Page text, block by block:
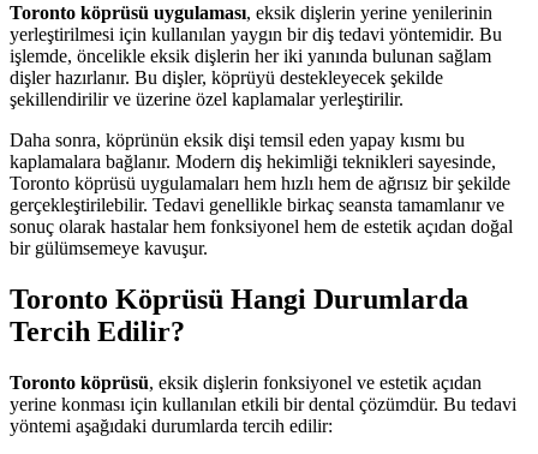
Toronto köprüsü uygulaması, eksik dişlerin yerine yenilerinin
yerleştirilmesi için kullanılan yaygın bir diş tedavi yöntemidir. Bu
işlemde, öncelikle eksik dişlerin her iki yanında bulunan sağlam
dişler hazırlanır. Bu dişler, köprüyü destekleyecek şekilde
şekillendirilir ve üzerine özel kaplamalar yerleştirilir.
Daha sonra, köprünün eksik dişi temsil eden yapay kısmı bu
kaplamalara bağlanır. Modern diş hekimliği teknikleri sayesinde,
Toronto köprüsü uygulamaları hem hızlı hem de ağrısız bir şekilde
gerçekleştirilebilir. Tedavi genellikle birkaç seansta tamamlanır ve
sonuç olarak hastalar hem fonksiyonel hem de estetik açıdan doğal
bir gülümsemeye kavuşur.
Toronto Köprüsü Hangi Durumlarda
Tercih Edilir?
Toronto köprüsü, eksik dişlerin fonksiyonel ve estetik açıdan
yerine konması için kullanılan etkili bir dental çözümdür. Bu tedavi
yöntemi aşağıdaki durumlarda tercih edilir: